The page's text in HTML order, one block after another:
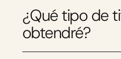
¿Qué tipo de
obtendré?